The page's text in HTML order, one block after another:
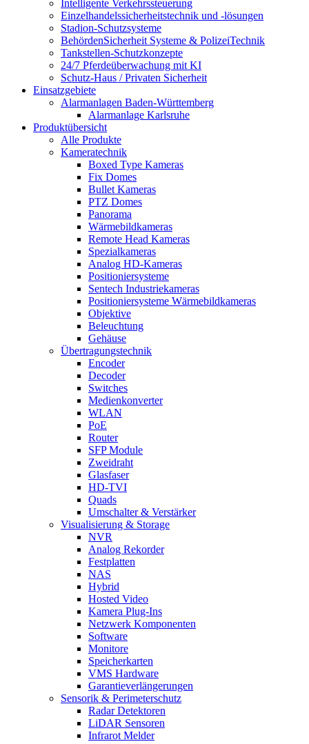
Intelligente Verkehrssteuerung
Einzelhandelssicherheitstechnik und -lösungen
Stadion-Schutzsysteme
BehördenSicherheit Systeme & PolizeiTechnik
Tankstellen-Schutzkonzepte​
24/7 Pferdeüberwachung mit KI
Schutz-Haus / Privaten Sicherheit
Einsatzgebiete
Alarmanlagen Baden-Württemberg
Alarmanlage Karlsruhe
Produktübersicht
Alle Produkte
Kameratechnik
Boxed Type Kameras
Fix Domes
Bullet Kameras
PTZ Domes
Panorama
Wärmebildkameras
Remote Head Kameras
Spezialkameras
Analog HD-Kameras
Positioniersysteme
Sentech Industriekameras
Positioniersysteme Wärmebildkameras
Objektive
Beleuchtung
Gehäuse
Übertragungstechnik
Encoder
Decoder
Switches
Medienkonverter
WLAN
PoE
Router
SFP Module
Zweidraht
Glasfaser
HD-TVI
Quads
Umschalter & Verstärker
Visualisierung & Storage
NVR
Analog Rekorder
Festplatten
NAS
Hybrid
Hosted Video
Kamera Plug-Ins
Netzwerk Komponenten
Software
Monitore
Speicherkarten
VMS Hardware
Garantieverlängerungen
Sensorik & Perimeterschutz
Radar Detektoren
LiDAR Sensoren
Infrarot Melder